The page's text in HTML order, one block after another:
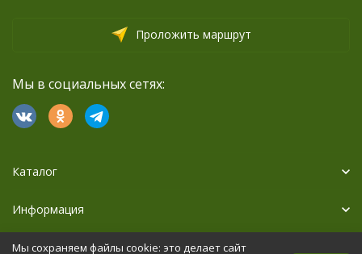
Проложить маршрут
Мы в социальных сетях:
Каталог
Информация
Дополнительно
Мы сохраняем файлы cookie: это делает сайт